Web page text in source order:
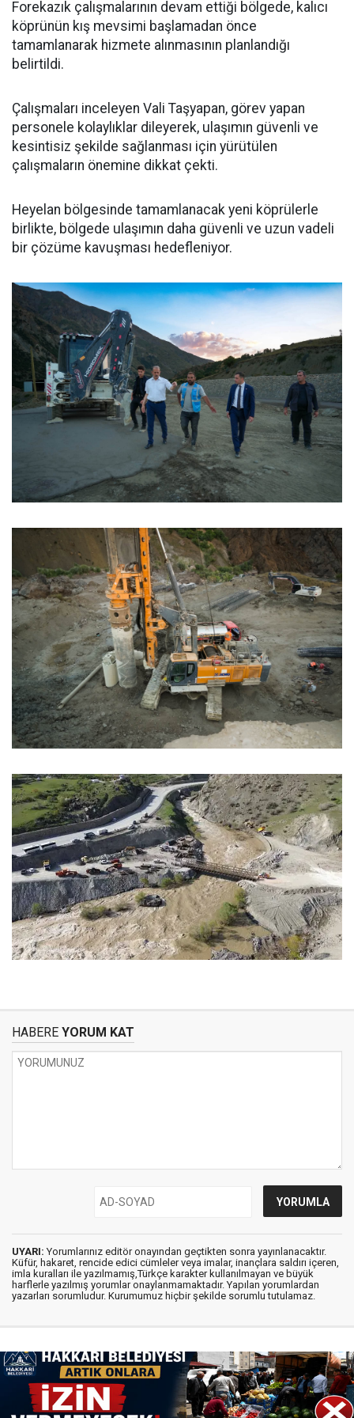
Forekazık çalışmalarının devam ettiği bölgede, kalıcı
köprünün kış mevsimi başlamadan önce
tamamlanarak hizmete alınmasının planlandığı
belirtildi.
Çalışmaları inceleyen Vali Taşyapan, görev yapan
personele kolaylıklar dileyerek, ulaşımın güvenli ve
kesintisiz şekilde sağlanması için yürütülen
çalışmaların önemine dikkat çekti.
Heyelan bölgesinde tamamlanacak yeni köprülerle
birlikte, bölgede ulaşımın daha güvenli ve uzun vadeli
bir çözüme kavuşması hedefleniyor.
HABERE YORUM KAT
UYARI: Yorumlarınız editör onayından geçtikten sonra yayınlanacaktır.
Küfür, hakaret, rencide edici cümleler veya imalar, inançlara saldırı içeren,
imla kuralları ile yazılmamış,Türkçe karakter kullanılmayan ve büyük
harflerle yazılmış yorumlar onaylanmamaktadır. Yapılan yorumlardan
yazarları sorumludur. Kurumumuz hiçbir şekilde sorumlu tutulamaz.